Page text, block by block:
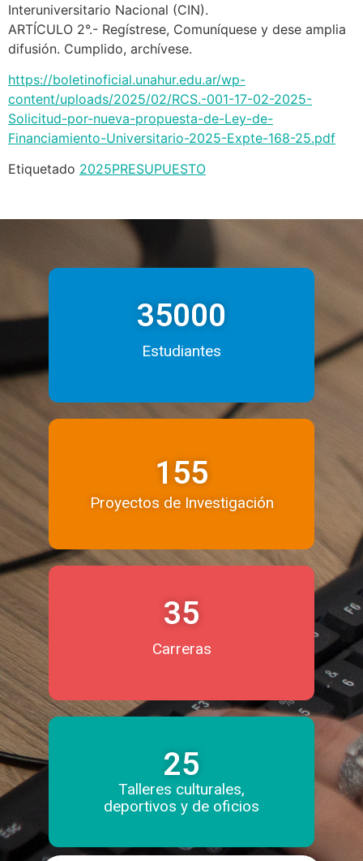
Interuniversitario Nacional (CIN).
ARTÍCULO 2°.- Regístrese, Comuníquese y dese amplia
difusión. Cumplido, archívese.
https://boletinoficial.unahur.edu.ar/wp-
content/uploads/2025/02/RCS.-001-17-02-2025-
Solicitud-por-nueva-propuesta-de-Ley-de-
Financiamiento-Universitario-2025-Expte-168-25.pdf
Etiquetado 2025PRESUPUESTO
35000
Estudiantes
155
Proyectos de Investigación
35
Carreras
25
Talleres culturales,
deportivos y de oficios